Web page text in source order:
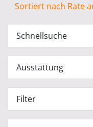
Sortiert nach Rate
Schnellsuche
Ausstattung
Filter